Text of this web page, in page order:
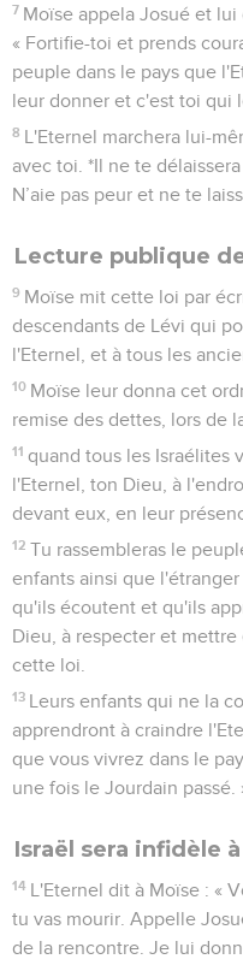
7 Moïse appela Josué et
« Fortifie-toi et prends
peuple dans le pays que
leur donner et c'est toi qui
8 L'Eternel marchera lui-
avec toi. *Il ne te
N’aie pas peur et ne te
Lecture publique
9 Moïse mit cette loi par
descendants de Lévi qui
l'Eternel, et à tous les
10 Moïse leur donna cet
remise des dettes, lors de
11 quand tous les Israélites
l'Eternel, ton Dieu, à
devant eux, en leur
12 Tu rassembleras le
enfants ainsi que
qu'ils écoutent et qu'ils
Dieu, à respecter et
cette loi.
13 Leurs enfants qui ne la
apprendront à craindre
que vous vivrez dans le
une fois le Jourdain passé.
Israël sera infidèle
14 L'Eternel dit à Moïse : «
tu vas mourir. Appelle
de la rencontre. Je lui